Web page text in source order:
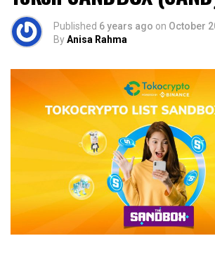
Published 6 years ago on October
ByAnisa Rahma